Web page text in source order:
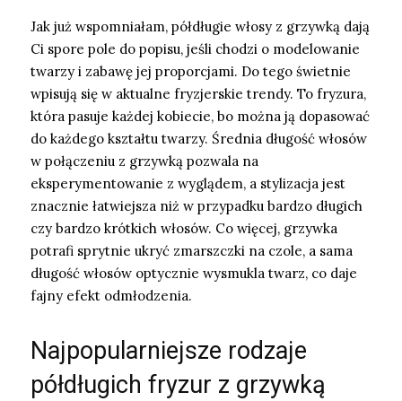
Jak już wspomniałam, półdługie włosy z grzywką dają
Ci spore pole do popisu, jeśli chodzi o modelowanie
twarzy i zabawę jej proporcjami. Do tego świetnie
wpisują się w aktualne fryzjerskie trendy. To fryzura,
która pasuje każdej kobiecie, bo można ją dopasować
do każdego kształtu twarzy. Średnia długość włosów
w połączeniu z grzywką pozwala na
eksperymentowanie z wyglądem, a stylizacja jest
znacznie łatwiejsza niż w przypadku bardzo długich
czy bardzo krótkich włosów. Co więcej, grzywka
potrafi sprytnie ukryć zmarszczki na czole, a sama
długość włosów optycznie wysmukla twarz, co daje
fajny efekt odmłodzenia.
Najpopularniejsze rodzaje
półdługich fryzur z grzywką